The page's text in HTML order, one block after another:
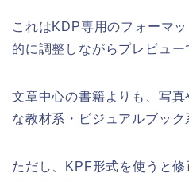
これはKDP専用のフォーマ
的に調整しながらプレビュー
文章中心の書籍よりも、写
な教材系・ビジュアルブック
ただし、KPF形式を使うと